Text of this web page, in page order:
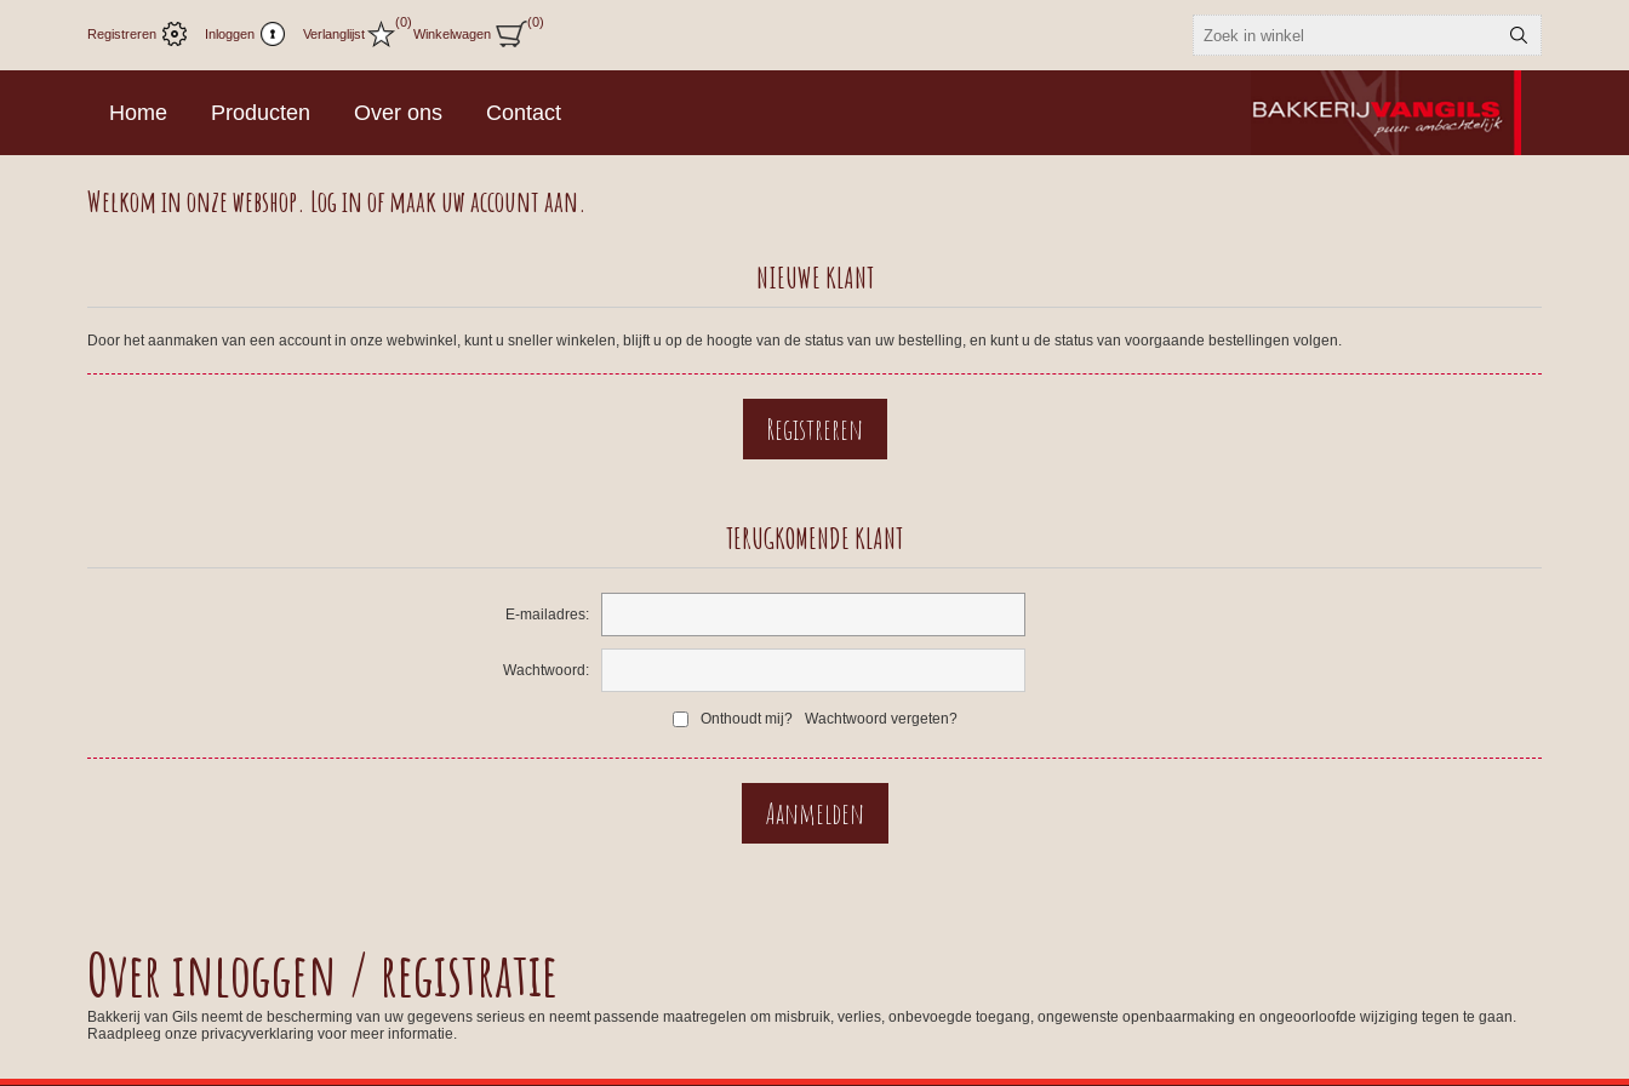
Registreren Inloggen Verlanglijst
(0)
Winkelwagen
(0)
Home Producten Over ons Contact
Welkom in onze webshop. Log in of maak uw account aan.
NIEUWE KLANT
Door het aanmaken van een account in onze webwinkel, kunt u sneller winkelen, blijft u op de hoogte van de status van uw bestelling, en kunt u de status van voorgaande bestellingen volgen.
TERUGKOMENDE KLANT
E-mailadres:
Wachtwoord:
Onthoudt mij? Wachtwoord vergeten?
Over inloggen / registratie
Bakkerij van Gils neemt de bescherming van uw gegevens serieus en neemt passende maatregelen om misbruik, verlies, onbevoegde toegang, ongewenste openbaarmaking en ongeoorloofde wijziging tegen te gaan.
Raadpleeg onze privacyverklaring voor meer informatie.